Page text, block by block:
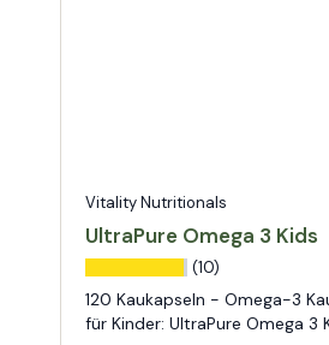
Vitality Nutritionals
UltraPure Omega 3 Kids
(10)
120 Kaukapseln - Omega-3
für Kinder: UltraPure Omega 3